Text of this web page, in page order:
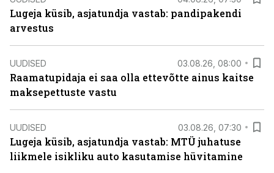
Lugeja küsib, asjatundja vastab: pandipakendi
arvestus
UUDISED 03.08.26, 08:00
Raamatupidaja ei saa olla ettevõtte ainus kaitse
maksepettuste vastu
UUDISED 03.08.26, 07:30
Lugeja küsib, asjatundja vastab: MTÜ juhatuse
liikmele isikliku auto kasutamise hüvitamine